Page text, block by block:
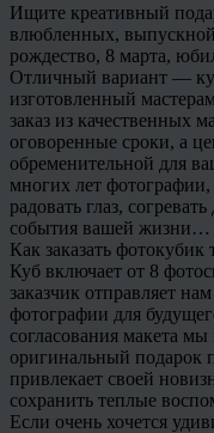
Ищите креативный
влюбленных, выпускной
рождество, 8 марта,
Отличный вариант —
изготовленный
заказ из качественных
оговоренные сроки, а
обременительной для
многих лет
радовать глаз,
события вашей жизни…
Как заказать
Куб включает от 8
заказчик отправляет
фотографии для
согласования макета
оригинальный подарок
привлекает своей
сохранить теплые
Если очень хочется